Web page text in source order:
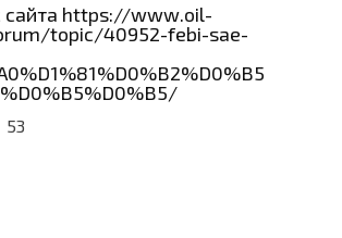
сайта https://www.oil-
topic/40952-febi-sae-
53